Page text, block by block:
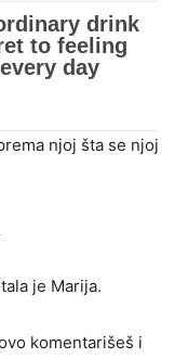
njoj šta se njoj
je Marija.
komentarišeš i